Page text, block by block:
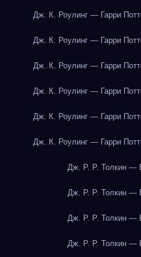
Дж. К. Роулинг — Гарри
Дж. К. Роулинг — Гарри
Дж. К. Роулинг — Гарри
Дж. К. Роулинг — Гарри
Дж. К. Роулинг — Гарри
Дж. К. Роулинг — Гарри
Дж. Р. Р. Толкин —
Дж. Р. Р. Толкин —
Дж. Р. Р. Толкин —
Дж. Р. Р. Толкин —